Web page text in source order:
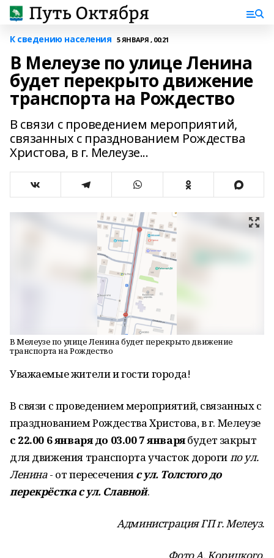
К сведению населения 5 ЯНВАРЯ , 00:21
В Мелеузе по улице Ленина
будет перекрыто движение
транспорта на Рождество
В связи с проведением мероприятий,
связанных с празднованием Рождества
Христова, в г. Мелеузе...
В Мелеузе по улице Ленина будет перекрыто движение
транспорта на Рождество
Уважаемые жители и гости города!
В связи с проведением мероприятий, связанных с
празднованием Рождества Христова, в г. Мелеузе
с 22.00 6 января до 03.00 7 январябудет закрыт
для движения транспорта участок дорогипо ул.
Ленина- от пересеченияс ул. Толстого до
перекрёстка с ул. Славной.
Администрация ГП г. Мелеуз.